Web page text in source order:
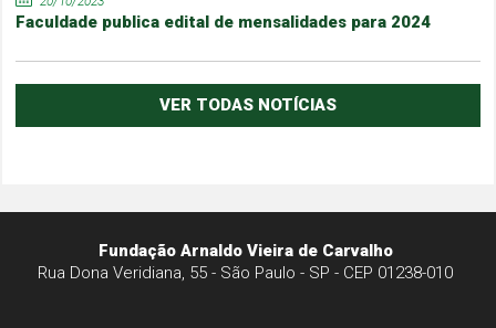
Faculdade publica edital de mensalidades para 2024
VER TODAS NOTÍCIAS
Fundação Arnaldo Vieira de Carvalho
Rua Dona Veridiana, 55 - São Paulo - SP - CEP 01238-010